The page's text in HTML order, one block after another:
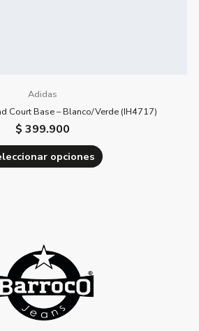
Adidas
Court Base – Blanco/Verde (IH4717)
$ 399.900
opciones